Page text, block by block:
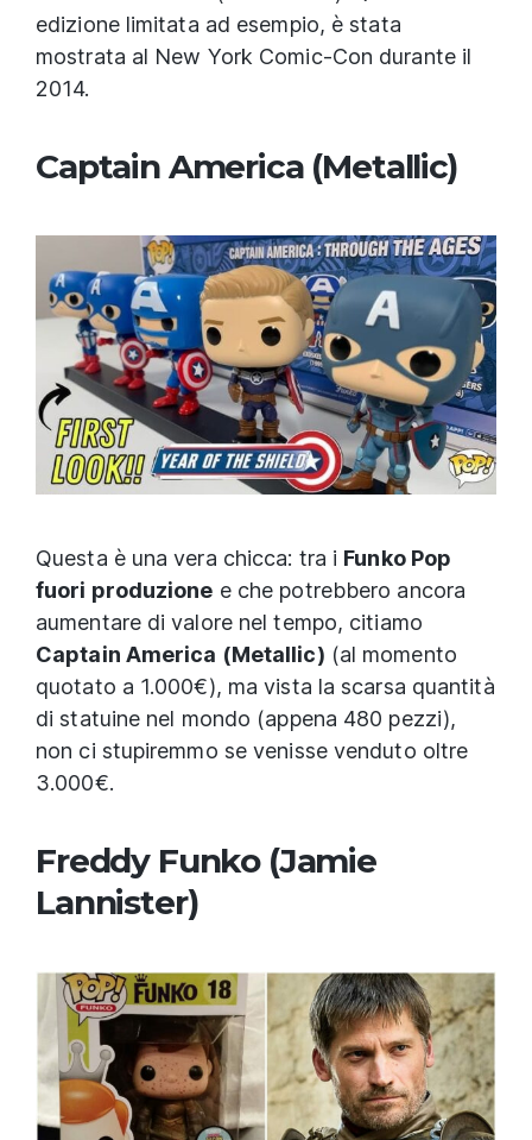
edizione limitata ad esempio, è stata
mostrata al New York Comic-Con durante il
2014.
Captain America (Metallic)
Questa è una vera chicca: tra i Funko Pop
fuori produzione e che potrebbero ancora
aumentare di valore nel tempo, citiamo
Captain America (Metallic) (al momento
quotato a 1.000€), ma vista la scarsa quantità
di statuine nel mondo (appena 480 pezzi),
non ci stupiremmo se venisse venduto oltre
3.000€.
Freddy Funko (Jamie
Lannister)